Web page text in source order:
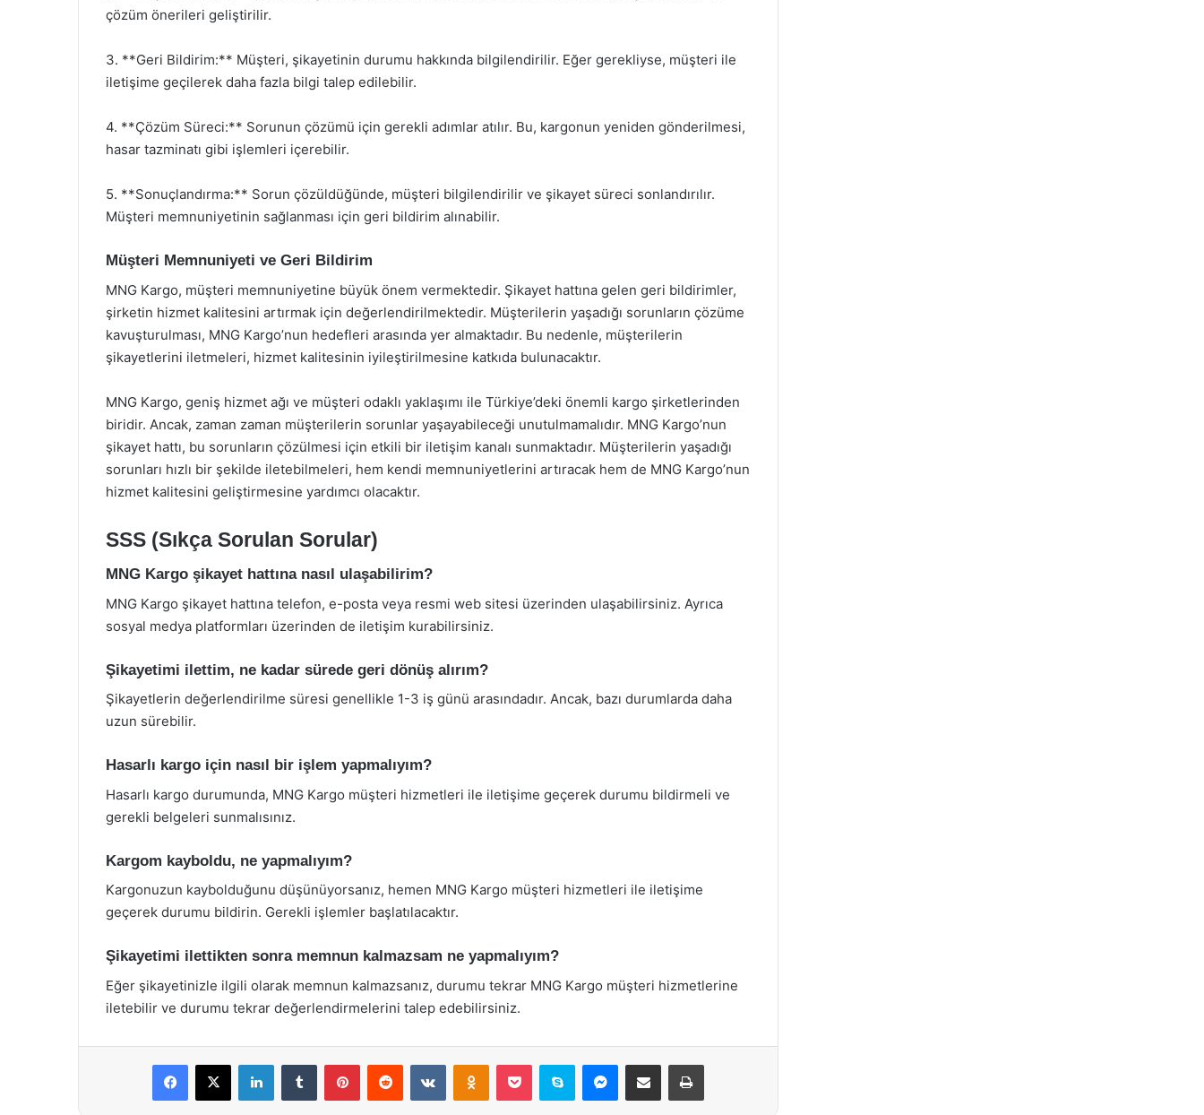
çözüm önerileri geliştirilir.
3. **Geri Bildirim:** Müşteri, şikayetinin durumu hakkında bilgilendirilir. Eğer gerekliyse, müşteri ile
iletişime geçilerek daha fazla bilgi talep edilebilir.
4. **Çözüm Süreci:** Sorunun çözümü için gerekli adımlar atılır. Bu, kargonun yeniden gönderilmesi,
hasar tazminatı gibi işlemleri içerebilir.
5. **Sonuçlandırma:** Sorun çözüldüğünde, müşteri bilgilendirilir ve şikayet süreci sonlandırılır.
Müşteri memnuniyetinin sağlanması için geri bildirim alınabilir.
Müşteri Memnuniyeti ve Geri Bildirim
MNG Kargo, müşteri memnuniyetine büyük önem vermektedir. Şikayet hattına gelen geri bildirimler,
şirketin hizmet kalitesini artırmak için değerlendirilmektedir. Müşterilerin yaşadığı sorunların çözüme
kavuşturulması, MNG Kargo’nun hedefleri arasında yer almaktadır. Bu nedenle, müşterilerin
şikayetlerini iletmeleri, hizmet kalitesinin iyileştirilmesine katkıda bulunacaktır.
MNG Kargo, geniş hizmet ağı ve müşteri odaklı yaklaşımı ile Türkiye’deki önemli kargo şirketlerinden
biridir. Ancak, zaman zaman müşterilerin sorunlar yaşayabileceği unutulmamalıdır. MNG Kargo’nun
şikayet hattı, bu sorunların çözülmesi için etkili bir iletişim kanalı sunmaktadır. Müşterilerin yaşadığı
sorunları hızlı bir şekilde iletebilmeleri, hem kendi memnuniyetlerini artıracak hem de MNG Kargo’nun
hizmet kalitesini geliştirmesine yardımcı olacaktır.
SSS (Sıkça Sorulan Sorular)
MNG Kargo şikayet hattına nasıl ulaşabilirim?
MNG Kargo şikayet hattına telefon, e-posta veya resmi web sitesi üzerinden ulaşabilirsiniz. Ayrıca
sosyal medya platformları üzerinden de iletişim kurabilirsiniz.
Şikayetimi ilettim, ne kadar sürede geri dönüş alırım?
Şikayetlerin değerlendirilme süresi genellikle 1-3 iş günü arasındadır. Ancak, bazı durumlarda daha
uzun sürebilir.
Hasarlı kargo için nasıl bir işlem yapmalıyım?
Hasarlı kargo durumunda, MNG Kargo müşteri hizmetleri ile iletişime geçerek durumu bildirmeli ve
gerekli belgeleri sunmalısınız.
Kargom kayboldu, ne yapmalıyım?
Kargonuzun kaybolduğunu düşünüyorsanız, hemen MNG Kargo müşteri hizmetleri ile iletişime
geçerek durumu bildirin. Gerekli işlemler başlatılacaktır.
Şikayetimi ilettikten sonra memnun kalmazsam ne yapmalıyım?
Eğer şikayetinizle ilgili olarak memnun kalmazsanız, durumu tekrar MNG Kargo müşteri hizmetlerine
iletebilir ve durumu tekrar değerlendirmelerini talep edebilirsiniz.
Facebook
X LinkedInTumblr PinterestReddit VKontakteOdnoklassniki
Pocket Skype Messenger
E-Posta ile paylaş Yazdır